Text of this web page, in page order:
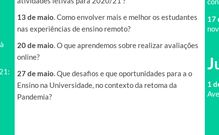
13 de maio. Como envolver mais e melhor os estudantes
nas experiências de ensino remoto?
20 de maio. O que aprendemos sobre realizar avaliações
online?
27 de maio. Que desafios e que oportunidades para a o
Ensino na Universidade, no contexto da retoma da
Pandemia?
17
1